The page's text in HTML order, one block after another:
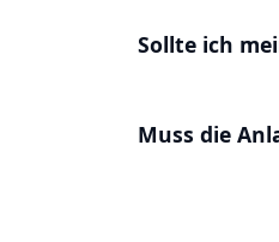
Sollte ich
Muss die